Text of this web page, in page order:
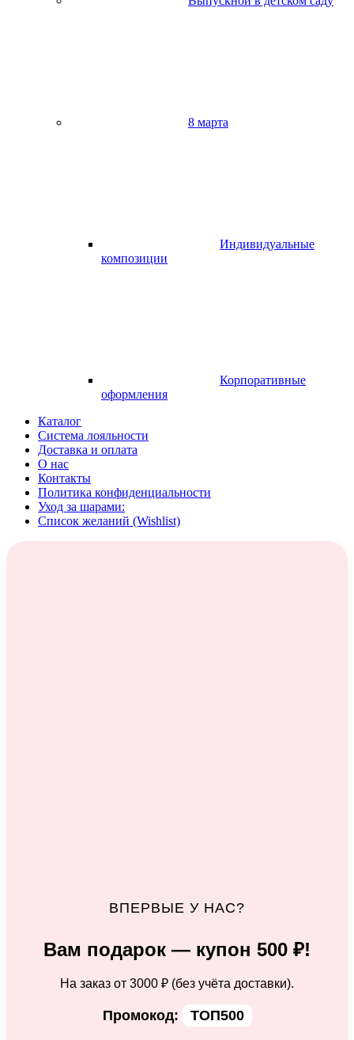
8 марта
Индивидуальные
композиции
Корпоративные
оформления
Каталог
Система лояльности
Доставка и оплата
О нас
Контакты
Политика конфиденциальности
Уход за шарами:
Список желаний (Wishlist)
ВПЕРВЫЕ У НАС?
Вам подарок — купон 500 ₽!
На заказ от 3000 ₽ (без учёта доставки).
Промокод: ТОП500